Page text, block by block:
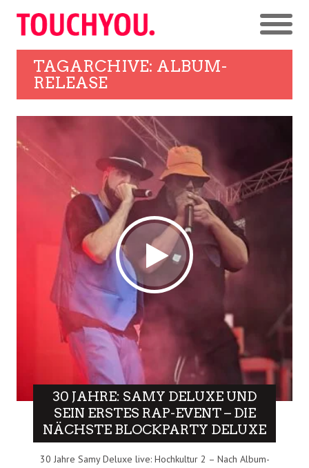
TAGARCHIVE: ALBUM-
RELEASE
30 JAHRE: SAMY DELUXE UND
SEIN ERSTES RAP-EVENT – DIE
NÄCHSTE BLOCKPARTY DELUXE
30 Jahre Samy Deluxe live: Hochkultur 2 – Nach Album-